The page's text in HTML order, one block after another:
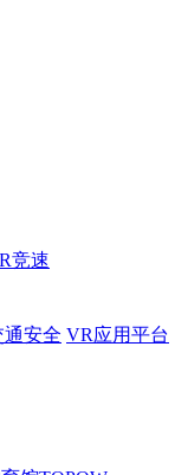
竞速
安全 VR应用平台